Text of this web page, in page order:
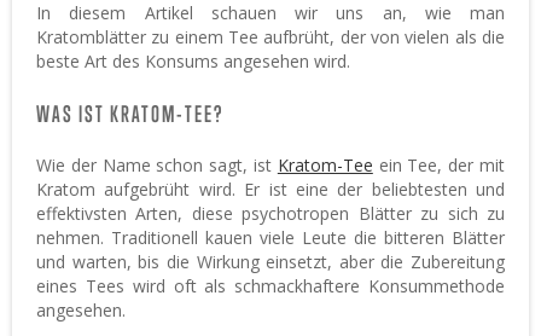
In diesem Artikel schauen wir uns an, wie man
Kratomblätter zu einem Tee aufbrüht, der von vielen als die
beste Art des Konsums angesehen wird.
WAS IST KRATOM-TEE?
Wie der Name schon sagt, ist Kratom-Tee ein Tee, der mit
Kratom aufgebrüht wird. Er ist eine der beliebtesten und
effektivsten Arten, diese psychotropen Blätter zu sich zu
nehmen. Traditionell kauen viele Leute die bitteren Blätter
und warten, bis die Wirkung einsetzt, aber die Zubereitung
eines Tees wird oft als schmackhaftere Konsummethode
angesehen.